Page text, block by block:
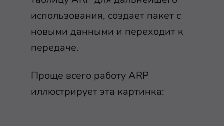
использования, создает пакет с
новыми данными и переходит к
передаче.
Проще всего работу ARP
иллюстрирует эта картинка: